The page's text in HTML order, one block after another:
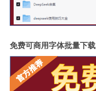
免费可商用字体批量下载